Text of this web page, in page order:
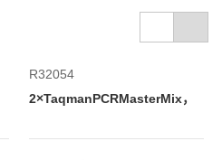
R32054
2×TaqmanPCRMasterMix，